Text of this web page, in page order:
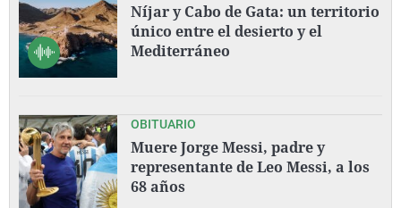
Níjar y Cabo de Gata: un territorio
único entre el desierto y el
Mediterráneo
OBITUARIO
Muere Jorge Messi, padre y
representante de Leo Messi, a los
68 años